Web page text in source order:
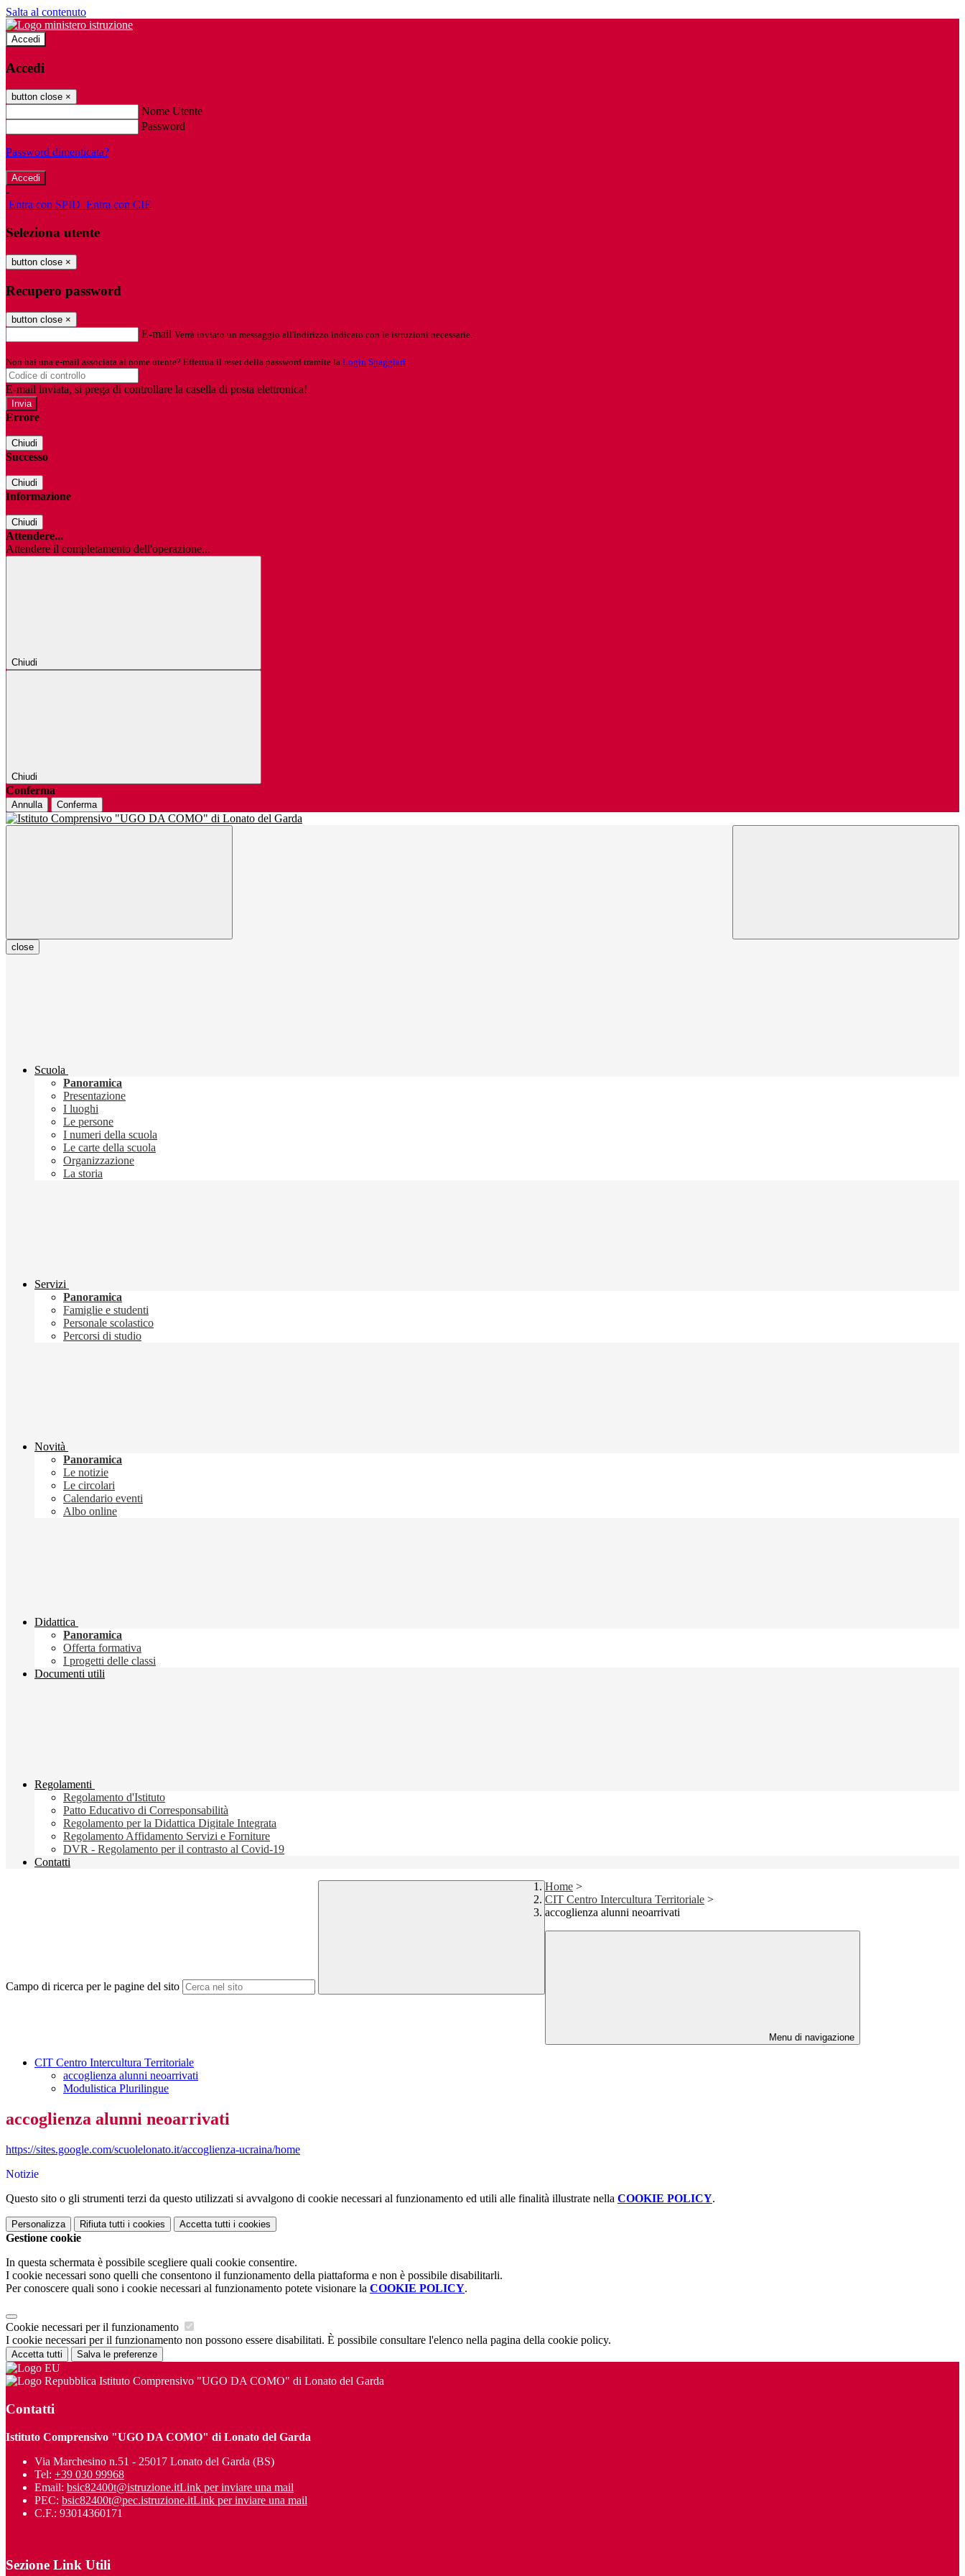
Salta al contenuto
Accedi
Accedi
button close ×
Nome Utente
Password
Password dimenticata?
-
Entra con SPID Entra con CIE
Seleziona utente
button close ×
Recupero password
button close ×
E-mail Verrà inviato un messaggio all'indirizzo indicato con le istruzioni necessarie.
Non hai una e-mail associata al nome utente? Effettua il reset della password tramite la Login Spaggiari
E-mail inviata, si prega di controllare la casella di posta elettronica!
Errore
Chiudi
Successo
Chiudi
Informazione
Chiudi
Attendere...
Attendere il completamento dell'operazione...
Chiudi
Chiudi
Conferma
Annulla Conferma
close
Scuola
Panoramica
Presentazione
I luoghi
Le persone
I numeri della scuola
Le carte della scuola
Organizzazione
La storia
Servizi
Panoramica
Famiglie e studenti
Personale scolastico
Percorsi di studio
Novità
Panoramica
Le notizie
Le circolari
Calendario eventi
Albo online
Didattica
Panoramica
Offerta formativa
I progetti delle classi
Documenti utili
Regolamenti
Regolamento d'Istituto
Patto Educativo di Corresponsabilità
Regolamento per la Didattica Digitale Integrata
Regolamento Affidamento Servizi e Forniture
DVR - Regolamento per il contrasto al Covid-19
Contatti
Campo di ricerca per le pagine del sito
Home >
CIT Centro Intercultura Territoriale >
accoglienza alunni neoarrivati
Menu di navigazione
CIT Centro Intercultura Territoriale
accoglienza alunni neoarrivati
Modulistica Plurilingue
accoglienza alunni neoarrivati
https://sites.google.com/scuolelonato.it/accoglienza-ucraina/home
Notizie
Questo sito o gli strumenti terzi da questo utilizzati si avvalgono di cookie necessari al funzionamento ed utili alle finalità illustrate nella COOKIE POLICY.
Personalizza Rifiuta tutti i cookies Accetta tutti i cookies
Gestione cookie
In questa schermata è possibile scegliere quali cookie consentire.
I cookie necessari sono quelli che consentono il funzionamento della piattaforma e non è possibile disabilitarli.
Per conoscere quali sono i cookie necessari al funzionamento potete visionare la COOKIE POLICY.
Cookie necessari per il funzionamento
I cookie necessari per il funzionamento non possono essere disabilitati. È possibile consultare l'elenco nella pagina della cookie policy.
Accetta tutti Salva le preferenze
Istituto Comprensivo "UGO DA COMO" di Lonato del Garda
Contatti
Istituto Comprensivo "UGO DA COMO" di Lonato del Garda
Via Marchesino n.51 - 25017 Lonato del Garda (BS)
Tel: +39 030 99968
Email: bsic82400t@istruzione.itLink per inviare una mail
PEC: bsic82400t@pec.istruzione.itLink per inviare una mail
C.F.: 93014360171
Sezione Link Utili